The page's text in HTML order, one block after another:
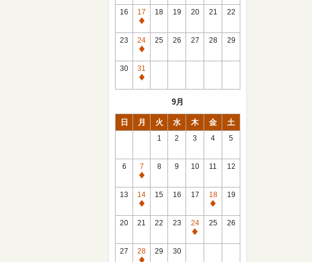
館
日
16
17
休
館
日
18 19 20 21 22
23
24
休
館
日
25 26 27 28 29
30
31
休
9月
日 月 火 水 木 金 土
1 2 3 4 5
6
7
休
館
日
8 9 10 11 12
13
14
休
館
15 16 17
18
休
館
19
20 21 22 23
24
休
25 26
27
28
29 30